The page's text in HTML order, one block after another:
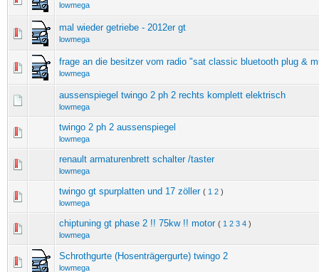
lowmega
mal wieder getriebe - 2012er gt
lowmega
frage an die besitzer vom radio "sat classic bluetooth plug &
lowmega
aussenspiegel twingo 2 ph 2 rechts komplett elektrisch
lowmega
twingo 2 ph 2 aussenspiegel
lowmega
renault armaturenbrett schalter /taster
lowmega
twingo gt spurplatten und 17 zöller ( 1 2 )
lowmega
chiptuning gt phase 2 !! 75kw !! motor ( 1 2 3 4 )
lowmega
Schrothgurte (Hosenträgergurte) twingo 2
lowmega